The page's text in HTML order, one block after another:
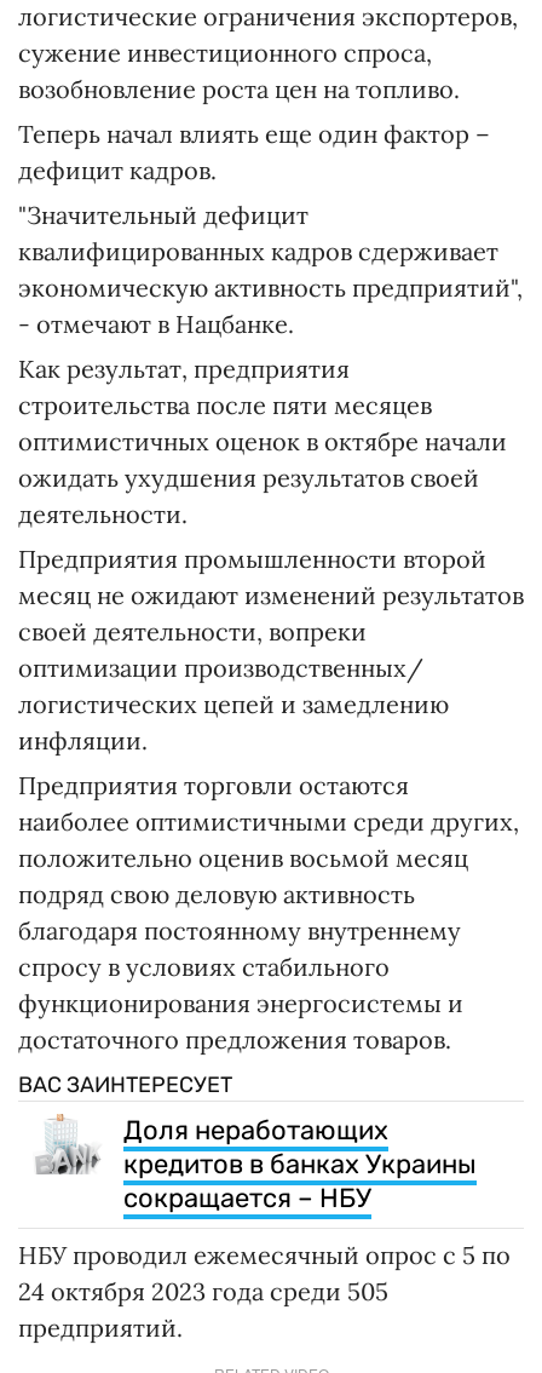
логистические ограничения экспортеров,
сужение инвестиционного спроса,
возобновление роста цен на топливо.
Теперь начал влиять еще один фактор –
дефицит кадров.
"Значительный дефицит
квалифицированных кадров сдерживает
экономическую активность предприятий",
- отмечают в Нацбанке.
Как результат, предприятия
строительства после пяти месяцев
оптимистичных оценок в октябре начали
ожидать ухудшения результатов своей
деятельности.
Предприятия промышленности второй
месяц не ожидают изменений результатов
своей деятельности, вопреки
оптимизации производственных/
логистических цепей и замедлению
инфляции.
Предприятия торговли остаются
наиболее оптимистичными среди других,
положительно оценив восьмой месяц
подряд свою деловую активность
благодаря постоянному внутреннему
спросу в условиях стабильного
функционирования энергосистемы и
достаточного предложения товаров.
ВАС ЗАИНТЕРЕСУЕТ
Доля неработающих
кредитов в банках Украины
сокращается – НБУ
НБУ проводил ежемесячный опрос с 5 по
24 октября 2023 года среди 505
предприятий.